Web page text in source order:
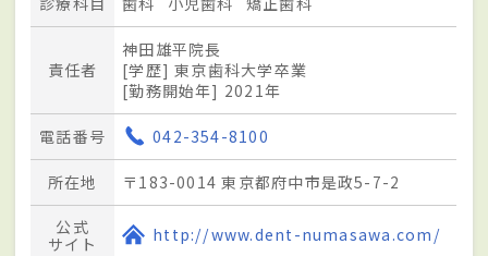
責任者
神田雄平院長
[学歴] 東京歯科大学卒業
[勤務開始年] 2021年
電話番号 042-354-8100
所在地 〒183-0014 東京都府中市是政5-7-2
公式
サイト
http://www.dent-numasawa.com/